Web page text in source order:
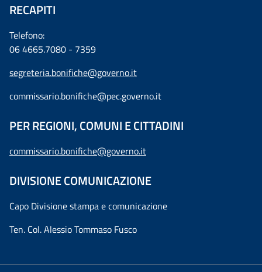
RECAPITI
Telefono:
06 4665.7080 - 7359
segreteria.bonifiche@governo.it
commissario.bonifiche@pec.governo.it
PER REGIONI, COMUNI E CITTADINI
commissario.bonifiche@governo.it
DIVISIONE COMUNICAZIONE
Capo Divisione stampa e comunicazione
Ten. Col. Alessio Tommaso Fusco